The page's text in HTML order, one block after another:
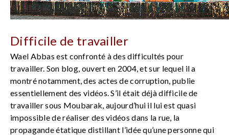
Difficile de travailler
Wael Abbas est confronté à des difficultés pour
travailler. Son blog, ouvert en 2004, et sur lequel il a
montré notamment, des actes de corruption, publie
essentiellement des vidéos. S’il était déjà difficile de
travailler sous Moubarak, aujourd’hui il lui est quasi
impossible de réaliser des vidéos dans la rue, la
propagande étatique distillant l’idée qu’une personne qui